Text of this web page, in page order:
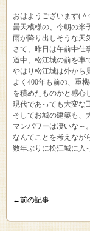
おはようございます(
曇天模様の、今朝の米
雨が降り出しそうな天
さて、昨日は午前中仕
道中、松江城の前を車
やはり松江城は外から
よく400年も前の、重
を積めたものかと感心
現代であっても大変な
そしてお城の建築も、
マンパワーは凄いな～。
なんてことを考えなが
数年ぶりに松江城に入
←前の記事